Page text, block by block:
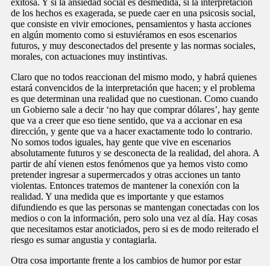
exitosa. Y si la ansiedad social es desmedida, si la interpretación
de los hechos es exagerada, se puede caer en una psicosis social,
que consiste en vivir emociones, pensamientos y hasta acciones
en algún momento como si estuviéramos en esos escenarios
futuros, y muy desconectados del presente y las normas sociales,
morales, con actuaciones muy instintivas.
Claro que no todos reaccionan del mismo modo, y habrá quienes
estará convencidos de la interpretación que hacen; y el problema
es que determinan una realidad que no cuestionan. Como cuando
un Gobierno sale a decir ‘no hay que comprar dólares’, hay gente
que va a creer que eso tiene sentido, que va a accionar en esa
dirección, y gente que va a hacer exactamente todo lo contrario.
No somos todos iguales, hay gente que vive en escenarios
absolutamente futuros y se desconecta de la realidad, del ahora. A
partir de ahí vienen estos fenómenos que ya hemos visto como
pretender ingresar a supermercados y otras acciones un tanto
violentas. Entonces tratemos de mantener la conexión con la
realidad. Y una medida que es importante y que estamos
difundiendo es que las personas se mantengan conectadas con los
medios o con la información, pero solo una vez al día. Hay cosas
que necesitamos estar anoticiados, pero si es de modo reiterado el
riesgo es sumar angustia y contagiarla.
Otra cosa importante frente a los cambios de humor por estar